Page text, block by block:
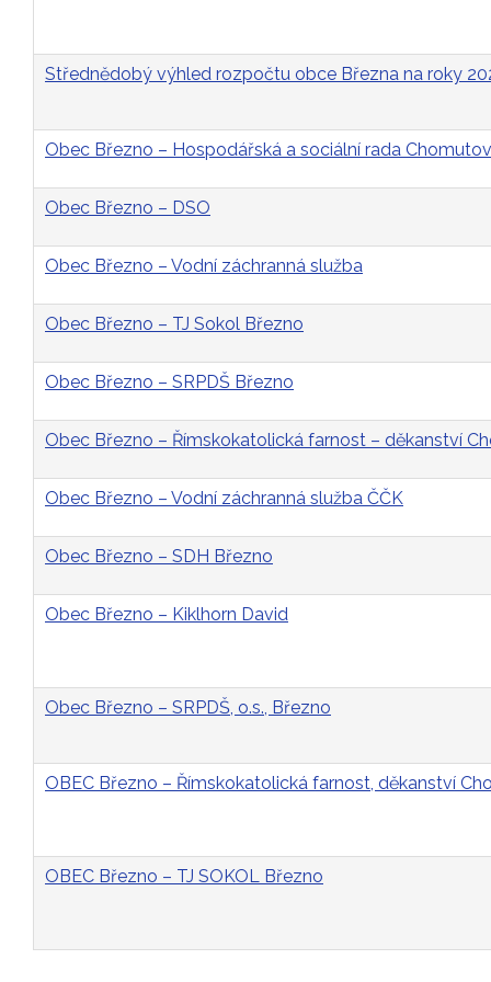
Střednědobý výhled rozpočtu obce Března na roky
Obec Březno – Hospodářská a sociální rada
Obec Březno – DSO
Obec Březno – Vodní záchranná služba
Obec Březno – TJ Sokol Březno
Obec Březno – SRPDŠ Březno
Obec Březno – Římskokatolická farnost – děkanství
Obec Březno – Vodní záchranná služba ČČK
Obec Březno – SDH Březno
Obec Březno – Kiklhorn David
Obec Březno – SRPDŠ, o.s., Březno
OBEC Březno – Římskokatolická farnost, děkanství
OBEC Březno – TJ SOKOL Březno